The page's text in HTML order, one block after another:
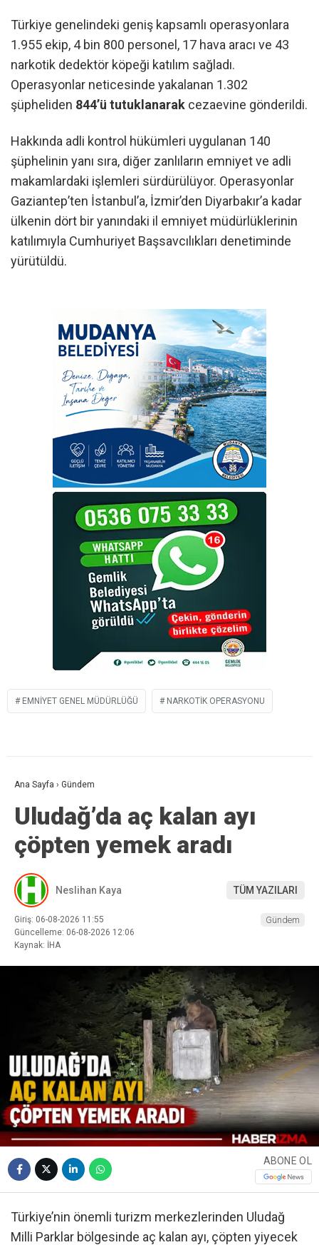
Türkiye genelindeki geniş kapsamlı operasyonlara
1.955 ekip, 4 bin 800 personel, 17 hava aracı ve 43
narkotik dedektör köpeği katılım sağladı.
Operasyonlar neticesinde yakalanan 1.302
şüpheliden 844’ü tutuklanarak cezaevine gönderildi.
Hakkında adli kontrol hükümleri uygulanan 140
şüphelinin yanı sıra, diğer zanlıların emniyet ve adli
makamlardaki işlemleri sürdürülüyor. Operasyonlar
Gaziantep’ten İstanbul’a, İzmir’den Diyarbakır’a kadar
ülkenin dört bir yanındaki il emniyet müdürlüklerinin
katılımıyla Cumhuriyet Başsavcılıkları denetiminde
yürütüldü.
EMNIYET GENEL MÜDÜRLÜĞÜ NARKOTIK OPERASYONU
Ana Sayfa › Gündem
Uludağ’da aç kalan ayı
çöpten yemek aradı
Neslihan Kaya TÜM YAZILARI
Giriş: 06-08-2026 11:55
Güncelleme: 06-08-2026 12:06
Kaynak: İHA
Gündem
ABONE OL
Türkiye’nin önemli turizm merkezlerinden Uludağ
Milli Parklar bölgesinde aç kalan ayı, çöpten yiyecek